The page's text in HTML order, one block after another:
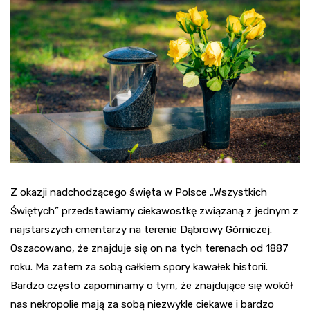
Z okazji nadchodzącego święta w Polsce „Wszystkich
Świętych” przedstawiamy ciekawostkę związaną z jednym z
najstarszych cmentarzy na terenie Dąbrowy Górniczej.
Oszacowano, że znajduje się on na tych terenach od 1887
roku. Ma zatem za sobą całkiem spory kawałek historii.
Bardzo często zapominamy o tym, że znajdujące się wokół
nas nekropolie mają za sobą niezwykle ciekawe i bardzo